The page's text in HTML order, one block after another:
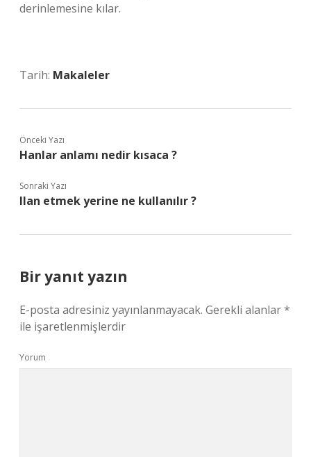
derinlemesine kılar.
Tarih: Makaleler
Önceki Yazı
Hanlar anlamı nedir kısaca ?
Sonraki Yazı
Ilan etmek yerine ne kullanılır ?
Bir yanıt yazın
E-posta adresiniz yayınlanmayacak. Gerekli alanlar*
ile işaretlenmişlerdir
Yorum